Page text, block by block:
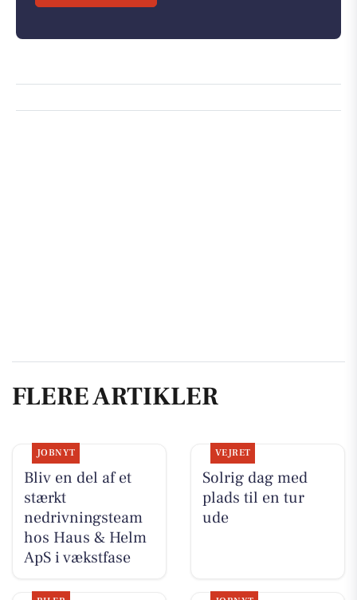
FLERE ARTIKLER
JOBNYT
Bliv en del af et
stærkt
nedrivningsteam
hos Haus & Helm
ApS i vækstfase
VEJRET
Solrig dag med
plads til en tur
ude